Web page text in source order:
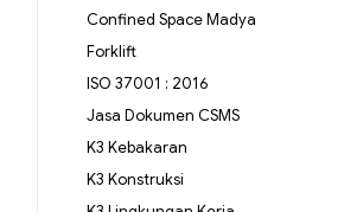
Confined Space Madya
Forklift
ISO 37001 : 2016
Jasa Dokumen CSMS
K3 Kebakaran
K3 Konstruksi